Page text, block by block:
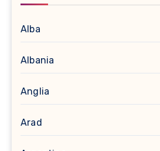
Alba
Albania
Anglia
Arad